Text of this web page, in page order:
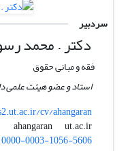
سردبیر
دکتر . محمد
فقه و مبانی حقوق
استاد و عضو هیئت علمی
cv/ahangaran
ahangaran
ut.ac.ir
0000-0003-1056-5606